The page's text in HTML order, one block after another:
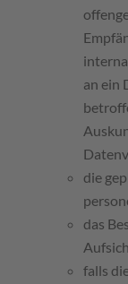
an ein
die
das
falls